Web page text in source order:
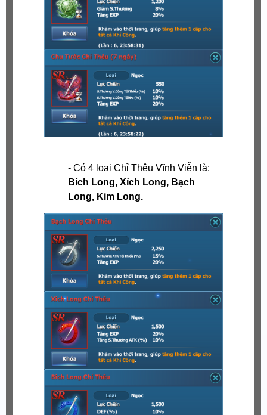
- Có 4 loại Chỉ Thêu Vĩnh Viễn là:
Bích Long, Xích Long, Bạch
Long, Kim Long.